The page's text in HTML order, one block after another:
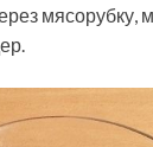
мясорубку,